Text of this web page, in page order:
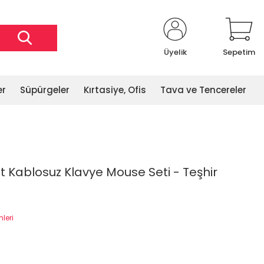
Üyelik Sepetim
Süpürgeler Kırtasiye, Ofis Tava ve Tencereler
Kablosuz Klavye Mouse Seti - Teşhir